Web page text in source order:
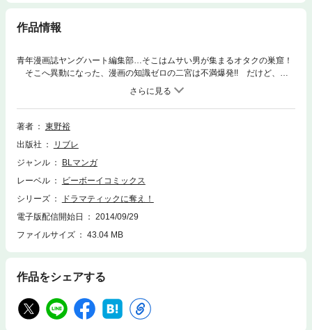
作品情報
青年漫画誌ヤングハート編集部…そこはムサい男が集まるオタクの巣窟！
そこへ異動になった、漫画の知識ゼロの二宮は不満爆発!! だけど、異
動先の編集長・織田だけは超絶男前でデキる男だから、余計に腹がたっ
て…!? 仕事も恋愛もアイツには負けたくない！ 一筋縄ではいかない大
人の恋、電子コミックで登場!!
著者
東野裕
出版社
リブレ
ジャンル
BLマンガ
レーベル
ビーボーイコミックス
シリーズ
ドラマティックに奪え！
電子版配信開始日
2014/09/29
ファイルサイズ
43.04 MB
作品をシェアする